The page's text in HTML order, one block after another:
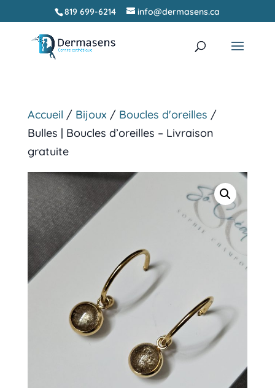
819 699-6214 info@dermasens.ca
Accueil / Bijoux/ Boucles d'oreilles /
Bulles | Boucles d’oreilles – Livraison
gratuite